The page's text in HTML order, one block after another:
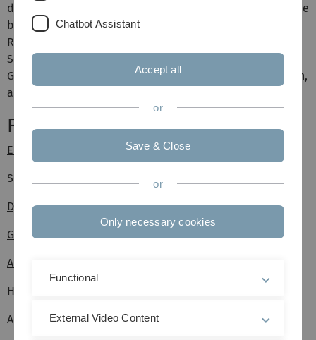
deren Komplexitaetsanalyse vertraut machen. Themen die
behandelt werden sind z.B. Asymptotische-Notationen,
Rekursionsgleichungen, Sortier- und
Selektionsalgorithmen, Hashmethoden, Algorithmen auf
Graphen, Dynamisches Programmieren, Greedy-Methoden,
algebraische und zahlentheoretische Algorithmen.
Folien zur Vorlesung
Einführung
Sortier- und Selektionsalgorithmen
Dynamisches Programmieren
Greedy Algorithmen
Algorithmen auf Graphen
Hashing
Algebraische und zahlentheoretische Algorithmen
Chatbot Assistant
Accept all
or
Save & Close
or
Only necessary cookies
Functional
External Video Content